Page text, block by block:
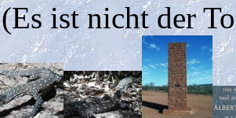
ist nicht der